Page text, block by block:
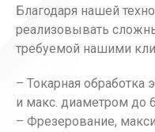
Благодаря нашей
реализовывать
требуемой нашими
– Токарная
и макс. диаметром до
– Фрезерование,